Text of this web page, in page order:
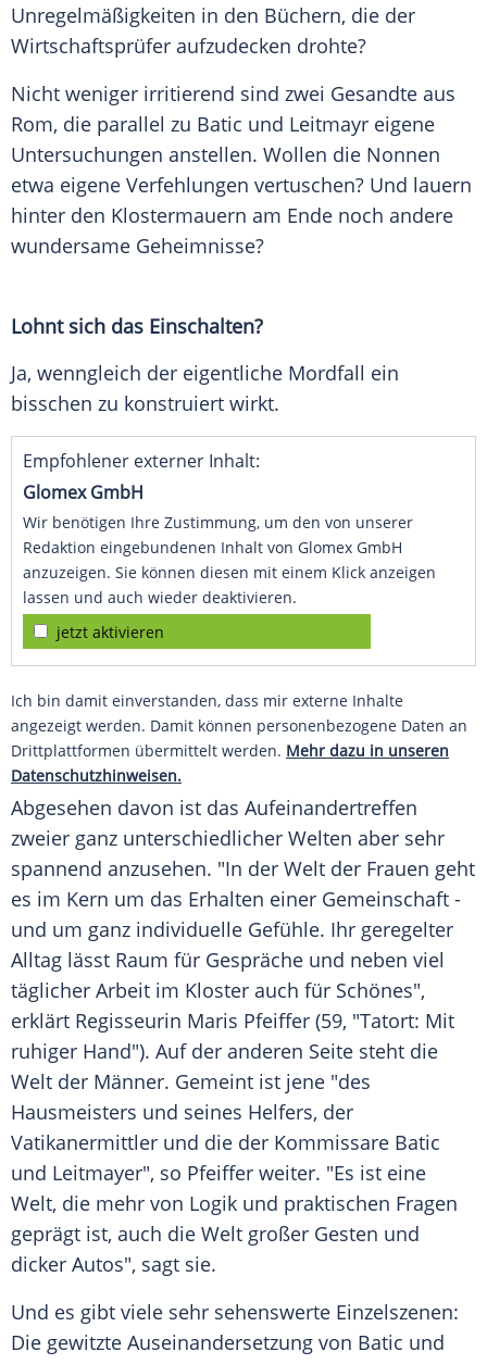
Unregelmäßigkeiten in den Büchern, die der
Wirtschaftsprüfer aufzudecken drohte?
Nicht weniger irritierend sind zwei Gesandte aus
Rom, die parallel zu Batic und Leitmayr eigene
Untersuchungen anstellen. Wollen die Nonnen
etwa eigene Verfehlungen vertuschen? Und lauern
hinter den Klostermauern am Ende noch andere
wundersame Geheimnisse?
Lohnt sich das Einschalten?
Ja, wenngleich der eigentliche Mordfall ein
bisschen zu konstruiert wirkt.
Empfohlener externer Inhalt:
Glomex GmbH
Wir benötigen Ihre Zustimmung, um den von unserer
Redaktion eingebundenen Inhalt von Glomex GmbH
anzuzeigen. Sie können diesen mit einem Klick anzeigen
lassen und auch wieder deaktivieren.
jetzt aktivieren
Ich bin damit einverstanden, dass mir externe Inhalte
angezeigt werden. Damit können personenbezogene Daten an
Drittplattformen übermittelt werden. Mehr dazu in unseren
Datenschutzhinweisen.
Abgesehen davon ist das Aufeinandertreffen
zweier ganz unterschiedlicher Welten aber sehr
spannend anzusehen. "In der Welt der Frauen geht
es im Kern um das Erhalten einer Gemeinschaft -
und um ganz individuelle Gefühle. Ihr geregelter
Alltag lässt Raum für Gespräche und neben viel
täglicher Arbeit im Kloster auch für Schönes",
erklärt Regisseurin Maris Pfeiffer (59, "Tatort: Mit
ruhiger Hand"). Auf der anderen Seite steht die
Welt der Männer. Gemeint ist jene "des
Hausmeisters und seines Helfers, der
Vatikanermittler und die der Kommissare Batic
und Leitmayer", so Pfeiffer weiter. "Es ist eine
Welt, die mehr von Logik und praktischen Fragen
geprägt ist, auch die Welt großer Gesten und
dicker Autos", sagt sie.
Und es gibt viele sehr sehenswerte Einzelszenen:
Die gewitzte Auseinandersetzung von Batic und